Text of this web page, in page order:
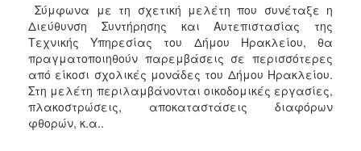
Σύμφωνα με τη σχετική μελέτη που συνέταξε η
Διεύθυνση Συντήρησης και Αυτεπιστασίας της
Τεχνικής Υπηρεσίας του Δήμου Ηρακλείου, θα
πραγματοποιηθούν παρεμβάσεις σε περισσότερες
από είκοσι σχολικές μονάδες του Δήμου Ηρακλείου.
Στη μελέτη περιλαμβάνονται οικοδομικές εργασίες,
πλακοστρώσεις, αποκαταστάσεις διαφόρων
φθορών, κ.α..